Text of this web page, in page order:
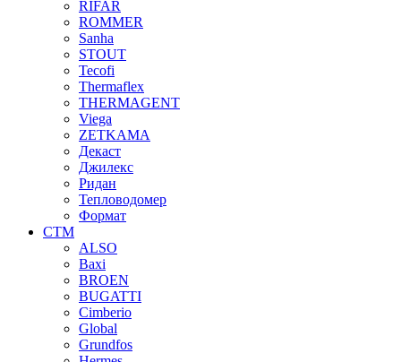
RIFAR
ROMMER
Sanha
STOUT
Tecofi
Thermaflex
THERMAGENT
Viega
ZETKAMA
Декаст
Джилекс
Ридан
Тепловодомер
Формат
СТМ
ALSO
Baxi
BROEN
BUGATTI
Cimberio
Global
Grundfos